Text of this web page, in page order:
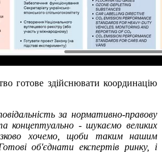
готове здійснювати координацію
за нормативно-правову
концептуально - шукаємо великих
хочемо, щоби таким нашим
об'єднати експертів ринку, і